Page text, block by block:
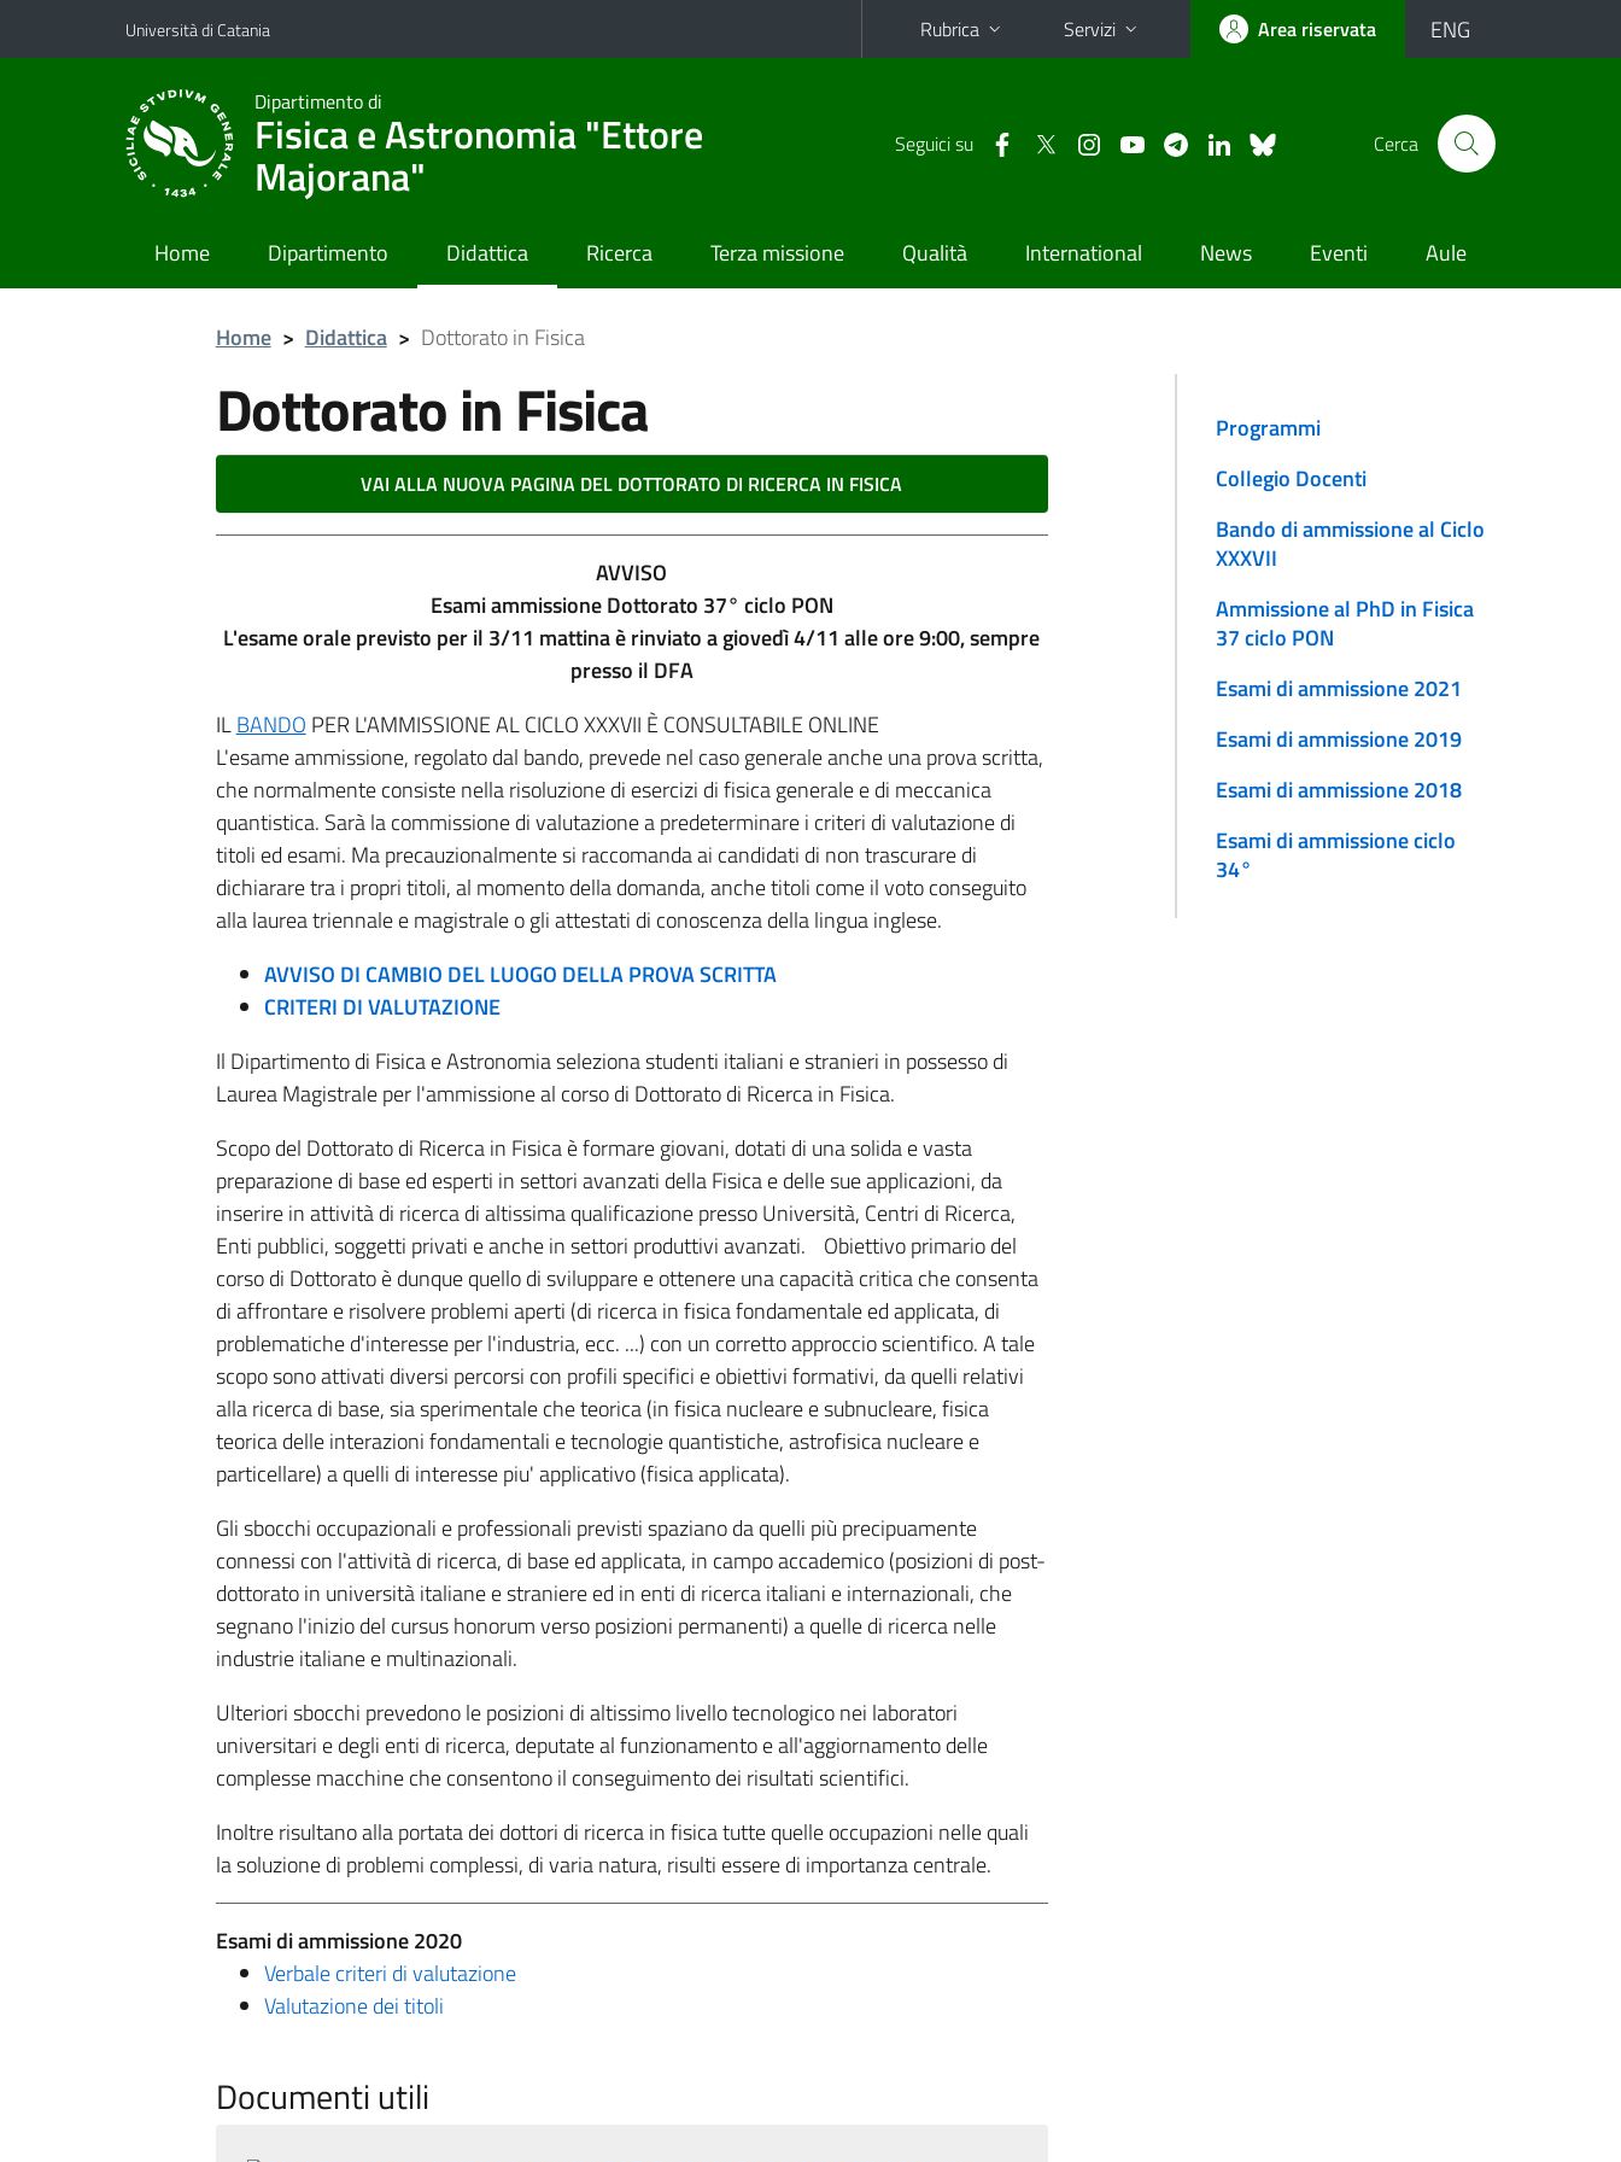
Vai al contenuto principale
Vai al menu di navigazione
Università di Catania Rubrica Servizi Area riservata ENG
Dipartimento di
Fisica e Astronomia "Ettore
Majorana"
Seguici su Cerca
Home Dipartimento Didattica Ricerca Terza missione Qualità International News Eventi Aule
Home > Didattica > Dottorato in Fisica
Dottorato in Fisica
VAI ALLA NUOVA PAGINA DEL DOTTORATO DI RICERCA IN FISICA
AVVISO
Esami ammissione Dottorato 37° ciclo PON
L'esame orale previsto per il 3/11 mattina è rinviato a giovedì 4/11 alle ore 9:00, sempre
presso il DFA
ILBANDO PER L'AMMISSIONE AL CICLO XXXVII È CONSULTABILE ONLINE
L'esame ammissione, regolato dal bando, prevede nel caso generale anche una prova scritta,
che normalmente consiste nella risoluzione di esercizi di fisica generale e di meccanica
quantistica. Sarà la commissione di valutazione a predeterminare i criteri di valutazione di
titoli ed esami. Ma precauzionalmente si raccomanda ai candidati di non trascurare di
dichiarare tra i propri titoli, al momento della domanda, anche titoli come il voto conseguito
alla laurea triennale e magistrale o gli attestati di conoscenza della lingua inglese.
AVVISO DI CAMBIO DEL LUOGO DELLA PROVA SCRITTA
CRITERI DI VALUTAZIONE
Il Dipartimento di Fisica e Astronomia seleziona studenti italiani e stranieri in possesso di
Laurea Magistrale per l'ammissione al corso di Dottorato di Ricerca in Fisica.
Scopo del Dottorato di Ricerca in Fisica è formare giovani, dotati di una solida e vasta
preparazione di base ed esperti in settori avanzati della Fisica e delle sue applicazioni, da
inserire in attività di ricerca di altissima qualificazione presso Università, Centri di Ricerca,
Enti pubblici, soggetti privati e anche in settori produttivi avanzati. Obiettivo primario del
corso di Dottorato è dunque quello di sviluppare e ottenere una capacità critica che consenta
di affrontare e risolvere problemi aperti (di ricerca in fisica fondamentale ed applicata, di
problematiche d'interesse per l'industria, ecc. ...) con un corretto approccio scientifico. A tale
scopo sono attivati diversi percorsi con profili specifici e obiettivi formativi, da quelli relativi
alla ricerca di base, sia sperimentale che teorica (in fisica nucleare e subnucleare, fisica
teorica delle interazioni fondamentali e tecnologie quantistiche, astrofisica nucleare e
particellare) a quelli di interesse piu' applicativo (fisica applicata).
Gli sbocchi occupazionali e professionali previsti spaziano da quelli più precipuamente
connessi con l'attività di ricerca, di base ed applicata, in campo accademico (posizioni di post-
dottorato in università italiane e straniere ed in enti di ricerca italiani e internazionali, che
segnano l'inizio del cursus honorum verso posizioni permanenti) a quelle di ricerca nelle
industrie italiane e multinazionali.
Ulteriori sbocchi prevedono le posizioni di altissimo livello tecnologico nei laboratori
universitari e degli enti di ricerca, deputate al funzionamento e all'aggiornamento delle
complesse macchine che consentono il conseguimento dei risultati scientifici.
Inoltre risultano alla portata dei dottori di ricerca in fisica tutte quelle occupazioni nelle quali
la soluzione di problemi complessi, di varia natura, risulti essere di importanza centrale.
Esami di ammissione 2020
Verbale criteri di valutazione
Valutazione dei titoli
Documenti utili
Programmi
Collegio Docenti
Bando di ammissione al Ciclo
XXXVII
Ammissione al PhD in Fisica
37 ciclo PON
Esami di ammissione 2021
Esami di ammissione 2019
Esami di ammissione 2018
Esami di ammissione ciclo
34°